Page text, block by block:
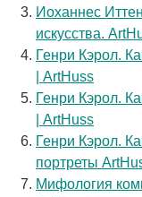
Иоханнес
искусства.
Генри Кэрол.
| ArtHuss
Генри Кэрол.
| ArtHuss
Генри Кэрол.
портреты
Мифология